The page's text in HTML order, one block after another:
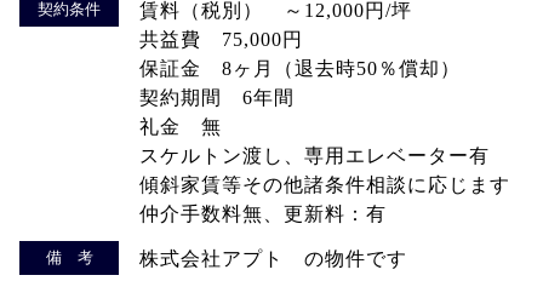
契約条件
賃料（税別） ～12,000円/坪
共益費 75,000円
保証金 8ヶ月（退去時50％償却）
契約期間 6年間
礼金 無
スケルトン渡し、専用エレベーター有
傾斜家賃等その他諸条件相談に応じます
仲介手数料無、更新料：有
備 考 株式会社アプト の物件です